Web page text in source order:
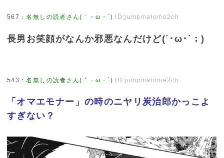
567 ：名無しの読者さん(｀・ω・´) ID:jumpmatome2ch
長男お笑顔がなんか邪悪なんだけど(´･ω･`；)
543 ：名無しの読者さん(｀・ω・´) ID:jumpmatome2ch
「オマエモナー」の時のニヤリ炭治郎かっこよ
すぎない？